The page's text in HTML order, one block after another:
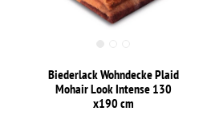
Biederlack Wohndecke Plaid
Mohair Look Intense 130
x190 cm